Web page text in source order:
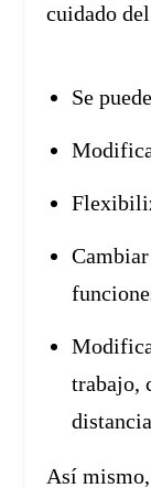
cuidado
Se
trabajo,
Así